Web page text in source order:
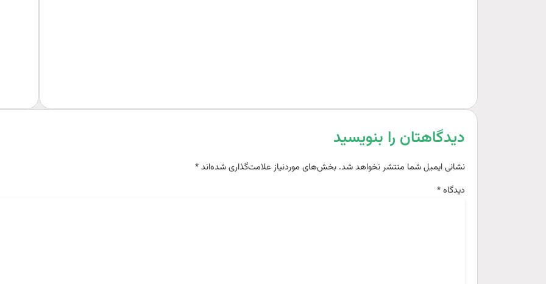
دیدگاهتان را بنویسید
نشانی ایمیل شما منتشر نخواهد شد. بخش‌های موردنیاز علامت‌گذاری شده‌اند*
دیدگاه*